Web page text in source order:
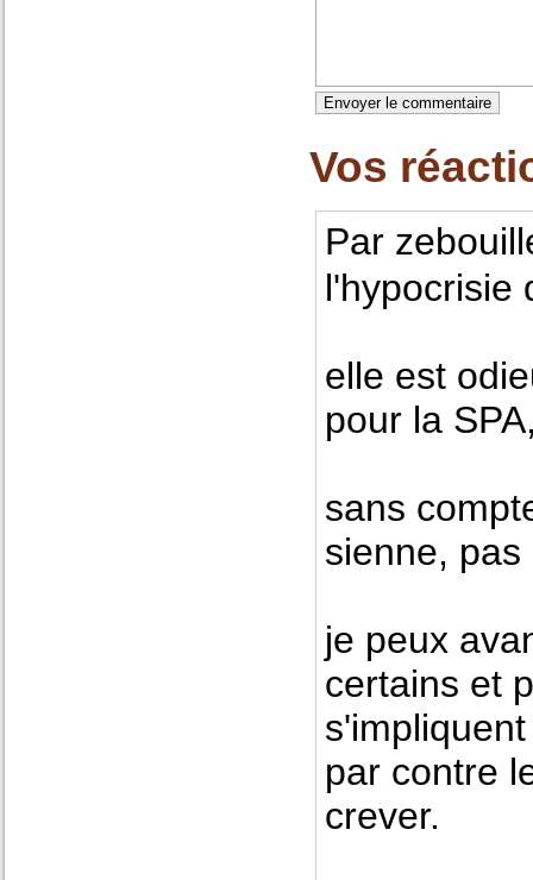
Vos
Par
l'hypocrisie
elle est
pour la
sans
sienne,
je peux
certains et
par contre
crever.